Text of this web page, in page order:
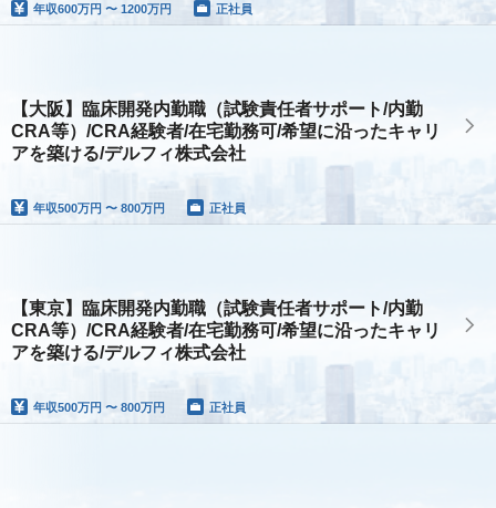
年収600万円 〜 1200万円 正社員
【大阪】臨床開発内勤職（試験責任者サポート/内勤
CRA等）/CRA経験者/在宅勤務可/希望に沿ったキャリ
アを築ける/デルフィ株式会社
年収500万円 〜 800万円 正社員
【東京】臨床開発内勤職（試験責任者サポート/内勤
CRA等）/CRA経験者/在宅勤務可/希望に沿ったキャリ
アを築ける/デルフィ株式会社
年収500万円 〜 800万円 正社員